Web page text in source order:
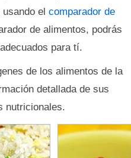
el comparador de
de alimentos, podrás
para tí.
de los alimentos de la
detallada de sus
nutricionales.